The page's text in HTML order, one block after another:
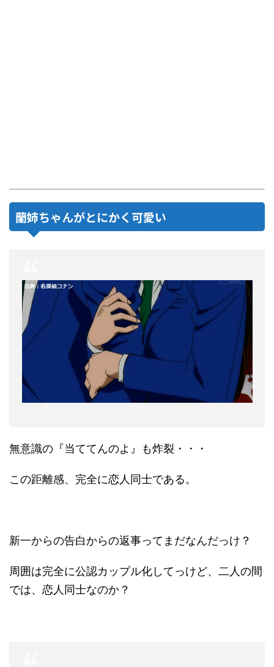
蘭姉ちゃんがとにかく可愛い
無意識の『当ててんのよ』も炸裂・・・
この距離感、完全に恋人同士である。
新一からの告白からの返事ってまだなんだっけ？
周囲は完全に公認カップル化してっけど、二人の間
では、恋人同士なのか？